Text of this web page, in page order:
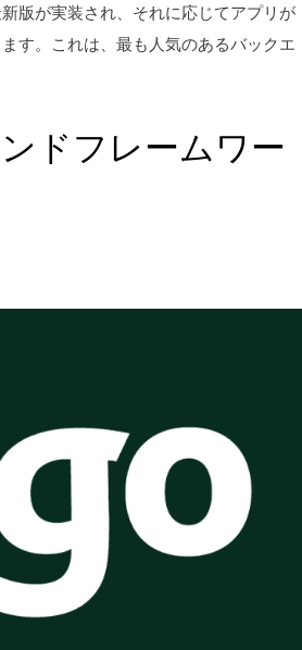
版が実装され、それに応じてアプリが
す。これは、最も人気のあるバックエ
ドフレームワー